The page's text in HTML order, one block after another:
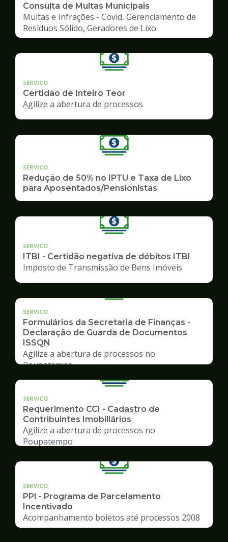
Consulta de Multas Municipais
Multas e Infrações - Covid, Gerenciamento de
Resíduos Sólido, Geradores de Lixo
SERVICO
Certidão de Inteiro Teor
Agilize a abertura de processos
SERVICO
Redução de 50% no IPTU e Taxa de Lixo
para Aposentados/Pensionistas
SERVICO
ITBI - Certidão negativa de débitos ITBI
Imposto de Transmissão de Bens Imóveis
SERVICO
Formulários da Secretaria de Finanças -
Declaração de Guarda de Documentos
ISSQN
Agilize a abertura de processos no
Poupatempo
SERVICO
Requerimento CCI - Cadastro de
Contribuintes Imobiliários
Agilize a abertura de processos no
Poupatempo
SERVICO
PPI - Programa de Parcelamento
Incentivado
Acompanhamento boletos até processos 2008